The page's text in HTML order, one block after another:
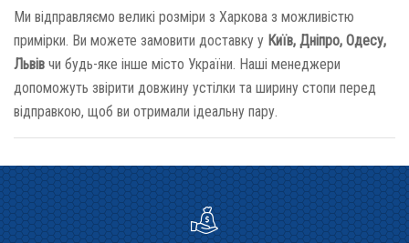
Ми відправляємо великі розміри з Харкова з можливістю
примірки. Ви можете замовити доставку у Київ, Дніпро, Одесу,
Львів чи будь-яке інше місто України. Наші менеджери
допоможуть звірити довжину устілки та ширину стопи перед
відправкою, щоб ви отримали ідеальну пару.